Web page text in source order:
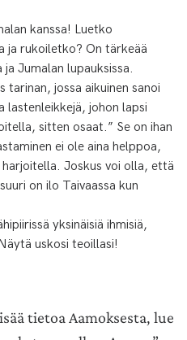
kanssa! Luetko
ja rukoiletko? On tärkeää
Jumalan lupauksissa.
jossa aikuinen sanoi
lastenleikkejä, johon lapsi
sitten osaat.” Se on ihan
ei ole aina helppoa,
Joskus voi olla, että
on ilo Taivaassa kun
yksinäisiä ihmisiä,
uskosi teoillasi!
tietoa Aamoksesta, lue